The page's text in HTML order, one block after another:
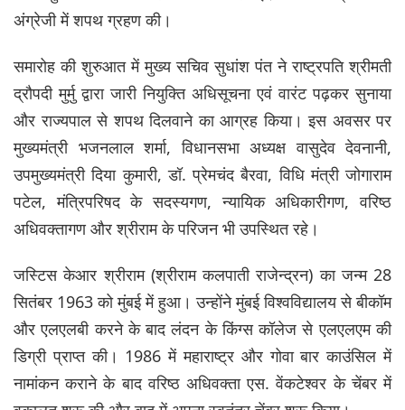
अंग्रेजी में शपथ ग्रहण की।
समारोह की शुरुआत में मुख्य सचिव सुधांश पंत ने राष्ट्रपति श्रीमती
द्रौपदी मुर्मु द्वारा जारी नियुक्ति अधिसूचना एवं वारंट पढ़कर सुनाया
और राज्यपाल से शपथ दिलवाने का आग्रह किया। इस अवसर पर
मुख्यमंत्री भजनलाल शर्मा, विधानसभा अध्यक्ष वासुदेव देवनानी,
उपमुख्यमंत्री दिया कुमारी, डॉ. प्रेमचंद बैरवा, विधि मंत्री जोगाराम
पटेल, मंत्रिपरिषद के सदस्यगण, न्यायिक अधिकारीगण, वरिष्ठ
अधिवक्तागण और श्रीराम के परिजन भी उपस्थित रहे।
जस्टिस केआर श्रीराम (श्रीराम कलपाती राजेन्द्रन) का जन्म 28
सितंबर 1963 को मुंबई में हुआ। उन्होंने मुंबई विश्वविद्यालय से बीकॉम
और एलएलबी करने के बाद लंदन के किंग्स कॉलेज से एलएलएम की
डिग्री प्राप्त की। 1986 में महाराष्ट्र और गोवा बार काउंसिल में
नामांकन कराने के बाद वरिष्ठ अधिवक्ता एस. वेंकटेश्वर के चेंबर में